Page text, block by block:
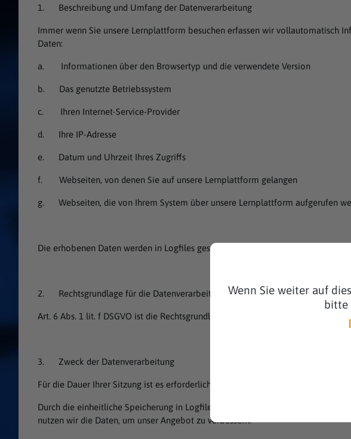
Wenn Sie weiter auf
bitte
1. Beschreibung und Umfang der Datenverarbeitung
Immer wenn Sie unsere Lernplattform besuchen erfassen wir vollautomatisch
Daten:
a. Informationen über den Browsertyp und die verwendete Version
b. Das genutzte Betriebssystem
c. Ihren Internet-Service-Provider
d. Ihre IP-Adresse
e. Datum und Uhrzeit Ihres Zugriffs
f. Webseiten, von denen Sie auf unsere Lernplattform gelangen
g. Webseiten, die von Ihrem System über unsere Lernplattform aufgerufen
Die erhobenen Daten werden in Logfiles gespeichert. Wir speichern diese
2. Rechtsgrundlage für die Datenverarbeitung
Art. 6 Abs. 1 lit. f DSGVO ist die Rechtsgrundlage zur vorübergehenden
3. Zweck der Datenverarbeitung
Für die Dauer Ihrer Sitzung ist es erforderlich Ihre IP-Adresse zu speichern, um
Durch die einheitliche Speicherung in Logfiles wird die Funktionsfähigkeit
nutzen wir die Daten, um unser Angebot zu verbessern.